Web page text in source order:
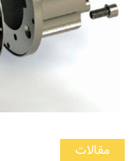
مقالات